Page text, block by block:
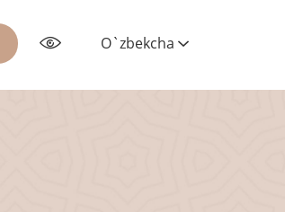
O`zbekcha